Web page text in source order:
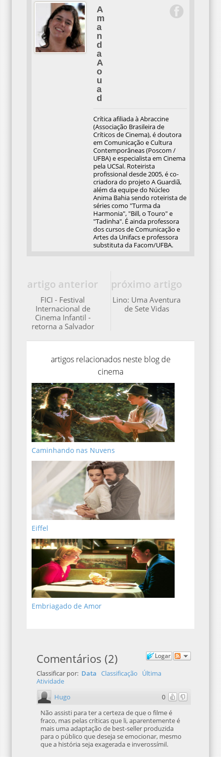
A
m
a
n
d
a
A
o
u
a
d
Crítica afiliada à Abraccine
(Associação Brasileira de
Críticos de Cinema), é doutora
em Comunicação e Cultura
Contemporâneas (Poscom /
UFBA) e especialista em Cinema
pela UCSal. Roteirista
profissional desde 2005, é co-
criadora do projeto A Guardiã,
além da equipe do Núcleo
Anima Bahia sendo roteirista de
séries como "Turma da
Harmonia", "Bill, o Touro" e
"Tadinha". É ainda professora
dos cursos de Comunicação e
Artes da Unifacs e professora
substituta da Facom/UFBA.
próximo artigo
Lino: Uma Aventura
de Sete Vidas
artigo anterior
FICI - Festival
Internacional de
Cinema Infantil -
retorna a Salvador
artigos relacionados neste blog de
cinema
Caminhando nas Nuvens
Eiffel
Embriagado de Amor
Logar
Comentários (2)
Classificar por: Data Classificação
Última
Atividade
0
Hugo
Não assisti para ter a certeza de que o filme é
fraco, mas pelas críticas que li, aparentemente é
mais uma adaptação de best-seller produzida
para o público que deseja se emocionar, mesmo
que a história seja exagerada e inverossímil.